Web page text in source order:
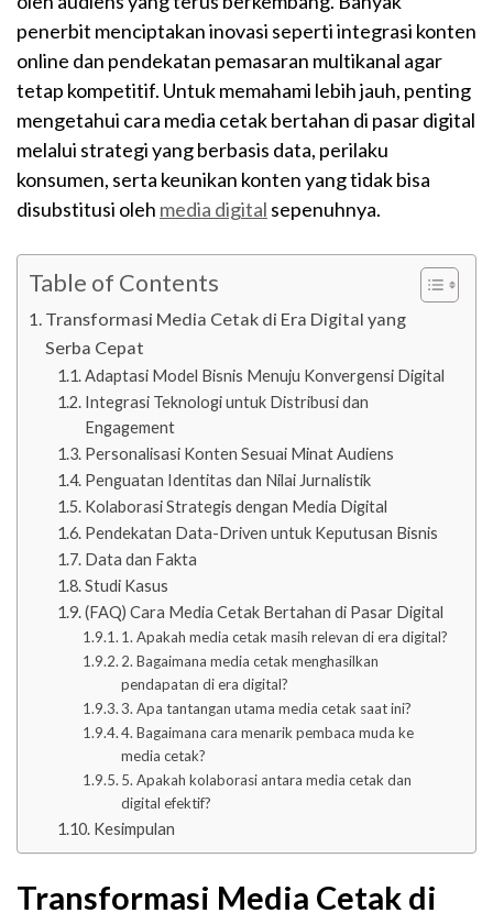
penerbit menciptakan inovasi seperti integrasi konten
online dan pendekatan pemasaran multikanal agar
tetap kompetitif. Untuk memahami lebih jauh, penting
mengetahui cara media cetak bertahan di pasar digital
melalui strategi yang berbasis data, perilaku
konsumen, serta keunikan konten yang tidak bisa
disubstitusi oleh media digital sepenuhnya.
Table of Contents
Transformasi Media Cetak di Era Digital yang
Serba Cepat
Adaptasi Model Bisnis Menuju Konvergensi Digital
Integrasi Teknologi untuk Distribusi dan
Engagement
Personalisasi Konten Sesuai Minat Audiens
Penguatan Identitas dan Nilai Jurnalistik
Kolaborasi Strategis dengan Media Digital
Pendekatan Data-Driven untuk Keputusan Bisnis
Data dan Fakta
Studi Kasus
(FAQ) Cara Media Cetak Bertahan di Pasar Digital
1. Apakah media cetak masih relevan di era digital?
2. Bagaimana media cetak menghasilkan
pendapatan di era digital?
3. Apa tantangan utama media cetak saat ini?
4. Bagaimana cara menarik pembaca muda ke
media cetak?
5. Apakah kolaborasi antara media cetak dan
digital efektif?
Kesimpulan
Transformasi Media Cetak di